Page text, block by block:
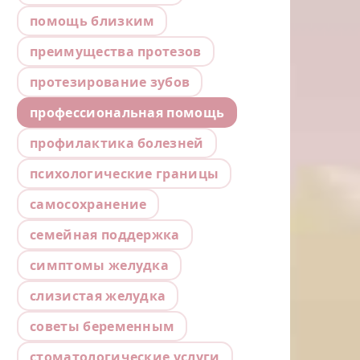
помощь близким
преимущества протезов
протезирование зубов
профессиональная помощь
профилактика болезней
психологические границы
самосохранение
семейная поддержка
симптомы желудка
слизистая желудка
советы беременным